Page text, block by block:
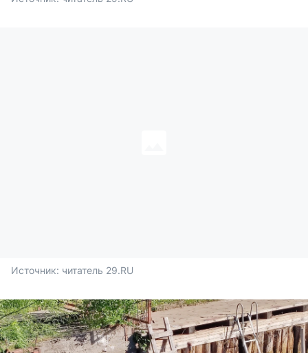
Источник: читатель 29.RU